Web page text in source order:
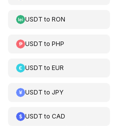
USDT to RON
USDT to PHP
USDT to EUR
USDT to JPY
USDT to CAD